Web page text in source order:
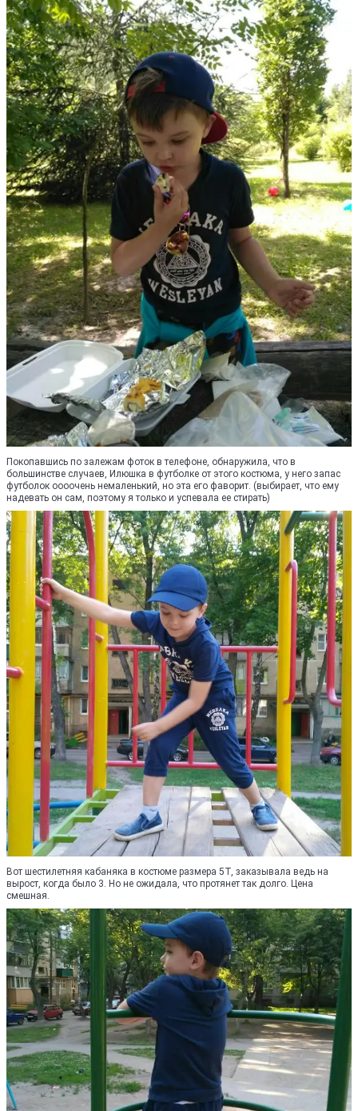
Покопавшись по залежам фоток в телефоне, обнаружила, что в
большинстве случаев, Илюшка в футболке от этого костюма, у него запас
футболок оооочень немаленький, но эта его фаворит. (выбирает, что ему
надевать он сам, поэтому я только и успевала ее стирать)
Вот шестилетняя кабаняка в костюме размера 5Т, заказывала ведь на
вырост, когда было 3. Но не ожидала, что протянет так долго. Цена
смешная.